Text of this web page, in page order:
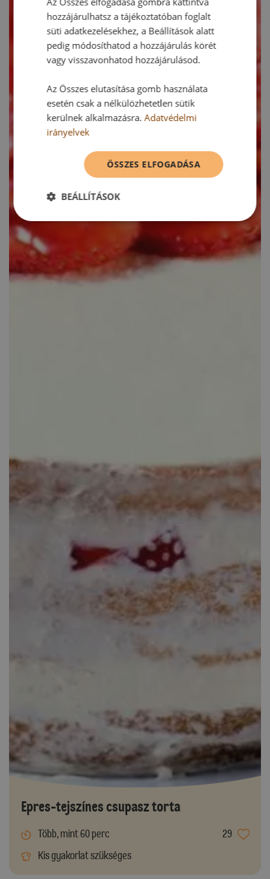
Epres-tejszínes csupasz torta
Több, mint 60 perc
29
Kis gyakorlat szükséges
hozzájárulhatsz a tájékoztatóban foglalt
süti adatkezelésekhez, a Beállítások alatt
pedig módosíthatod a hozzájárulás körét
vagy visszavonhatod hozzájárulásod.
Az Összes elutasítása gomb használata
esetén csak a nélkülözhetetlen sütik
kerülnek alkalmazásra.Adatvédelmi
irányelvek
ÖSSZES ELFOGADÁSA
BEÁLLÍTÁSOK